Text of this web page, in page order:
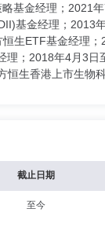
基金经理；2021
基金经理；
生ETF基金经理
；2018年4月3
生香港上市生物
截止日期
至今